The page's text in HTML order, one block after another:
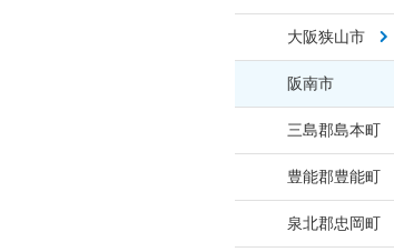
大阪狭山市
阪南市
三島郡島本町
豊能郡豊能町
泉北郡忠岡町